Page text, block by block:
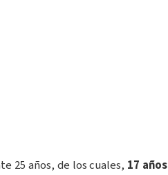
25 años, de los cuales, 17 años